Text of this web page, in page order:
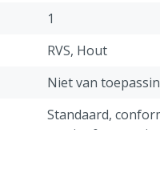
1
RVS, Hout
Niet van
Standaard,
service & garantie